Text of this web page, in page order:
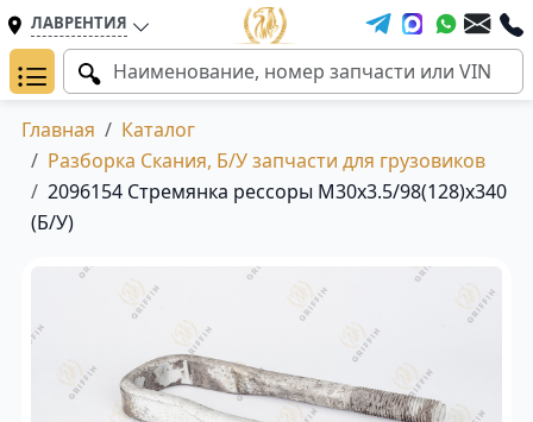
ЛАВРЕНТИЯ
Главная
Каталог
Разборка Скания, Б/У запчасти для грузовиков
2096154 Стремянка рессоры M30x3.5/98(128)x340
(Б/У)